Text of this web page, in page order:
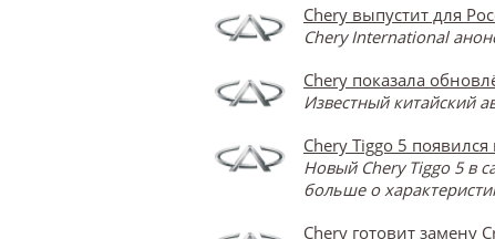
Chery выпустит для
Chery International
Chery показала
Известный китайский
Chery Tiggo 5
Новый Chery Tiggo 5 в
больше о
Chery готовит замену